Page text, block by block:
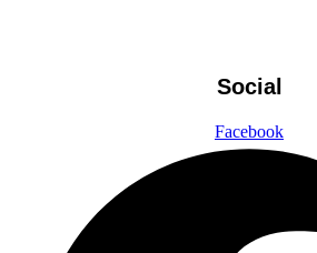
Social
Facebook